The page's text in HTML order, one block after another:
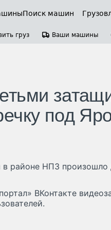
Поиск машин
груз Ваши машины
под
в районе НПЗ
ВКонтакте